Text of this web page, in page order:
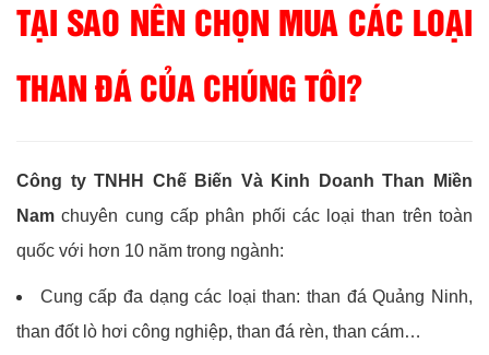
TẠI SAO NÊN CHỌN MUA CÁC LOẠI
THAN ĐÁ CỦA CHÚNG TÔI?
Công ty TNHH Chế Biến Và Kinh Doanh Than Miền
Nam chuyên cung cấp phân phối các loại than trên toàn
quốc với hơn 10 năm trong ngành:
Cung cấp đa dạng các loại than: than đá Quảng Ninh,
than đốt lò hơi công nghiệp, than đá rèn, than cám…